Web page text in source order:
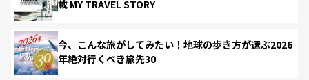
載 MY TRAVEL STORY
今、こんな旅がしてみたい！地球の歩き方が選ぶ2026
年絶対行くべき旅先30